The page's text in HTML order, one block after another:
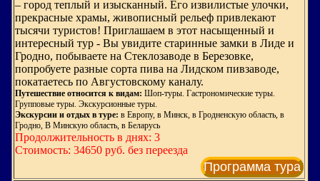
– город теплый и изысканный. Его извилистые улочки,
прекрасные храмы, живописный рельеф привлекают
тысячи туристов! Приглашаем в этот насыщенный и
интересный тур - Вы увидите старинные замки в Лиде и
Гродно, побываете на Стеклозаводе в Березовке,
попробуете разные сорта пива на Лидском пивзаводе,
покатаетесь по Августовскому каналу.
Путешествие относится к видам: Шоп-туры. Гастрономические туры.
Групповые туры. Экскурсионные туры.
Экскурсии и отдых в туре: в Европу, в Минск, в Гродненскую область, в
Гродно, В Минскую область, в Беларусь
Продолжительность в днях: 3
Стоимость: 34650 руб. без переезда
Программа тура